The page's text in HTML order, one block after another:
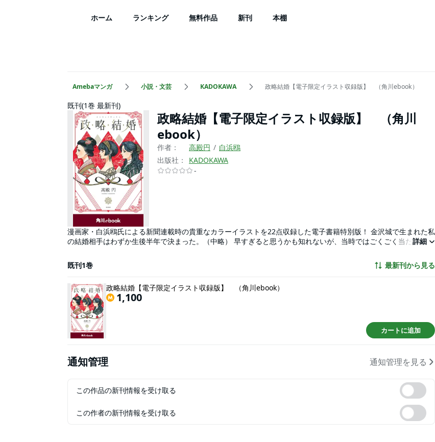
ホーム ランキング 無料作品 新刊 本棚
Amebaマンガ 小説・文芸 KADOKAWA 政略結婚【電子限定イラスト収録版】 （角川ebook）
既刊(1巻 最新刊)
政略結婚【電子限定イラスト収録版】 （角川
ebook）
作者： 高殿円
白浜鴎
出版社：
KADOKAWA
-
漫画家・白浜鴎氏による新聞連載時の貴重なカラーイラストを22点収録した電子書籍特別版！ 金沢城で生まれた私
の結婚相手はわずか生後半年で決まった。（中略） 早すぎると思うかも知れないが、当時ではごくごく当たり前の
私の生まれた文化の世とはそういう時代であった。――第一章「てんさいの君」より 不思議な縁（えにし）でつな
がる、三つの時代を生き抜いた三人の女性たち。 聡明さとしなやかさを兼ね備え、自然体で激動の時代を生き抜く
本「政略結婚【電子限定イラスト収録版】」をレーベル変更した作品です。（内容に変更はありませんのでご注意
ください）
詳細
既刊1巻 最新刊から見る
政略結婚【電子限定イラスト収録版】 （角川ebook）
1,100
カートに追加
通知管理 通知管理を見る
この作品の新刊情報を受け取る
この作者の新刊情報を受け取る